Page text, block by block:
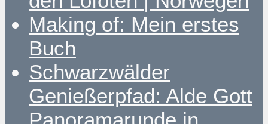
Making of: Mein erstes
Buch
Schwarzwälder
Genießerpfad: Alde Gott
Panoramarunde in